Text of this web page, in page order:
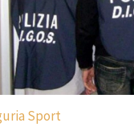
Sport